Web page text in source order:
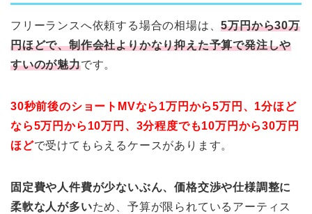
フリーランスへ依頼する場合の相場は、5万円から30万
円ほどで、制作会社よりかなり抑えた予算で発注しや
すいのが魅力です。
30秒前後のショートMVなら1万円から5万円、1分ほど
なら5万円から10万円、3分程度でも10万円から30万円
ほどで受けてもらえるケースがあります。
固定費や人件費が少ないぶん、価格交渉や仕様調整に
柔軟な人が多いため、予算が限られているアーティス